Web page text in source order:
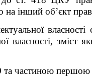
на інший об’єкт
власності,
частиною першою